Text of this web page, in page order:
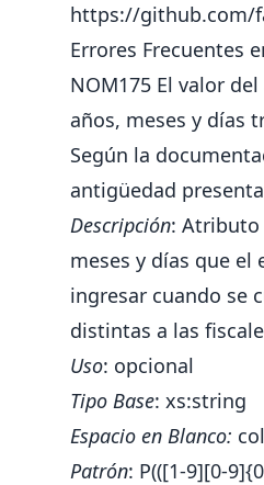
https://github.com/
Errores Frecuentes
NOM175 El valor
años, meses y días
Según la
antigüedad
Descripción: Atributo
meses y días que el
ingresar cuando se
distintas a las
Uso: opcional
Tipo Base: xs:string
Espacio en Blanco:
Patrón: P(([1-9][0-